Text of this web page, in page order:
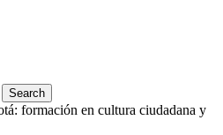
Search
formación en cultura ciudadana y